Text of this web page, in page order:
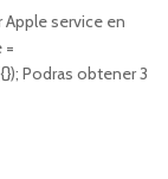
Apple service en
=
Podras obtener 3